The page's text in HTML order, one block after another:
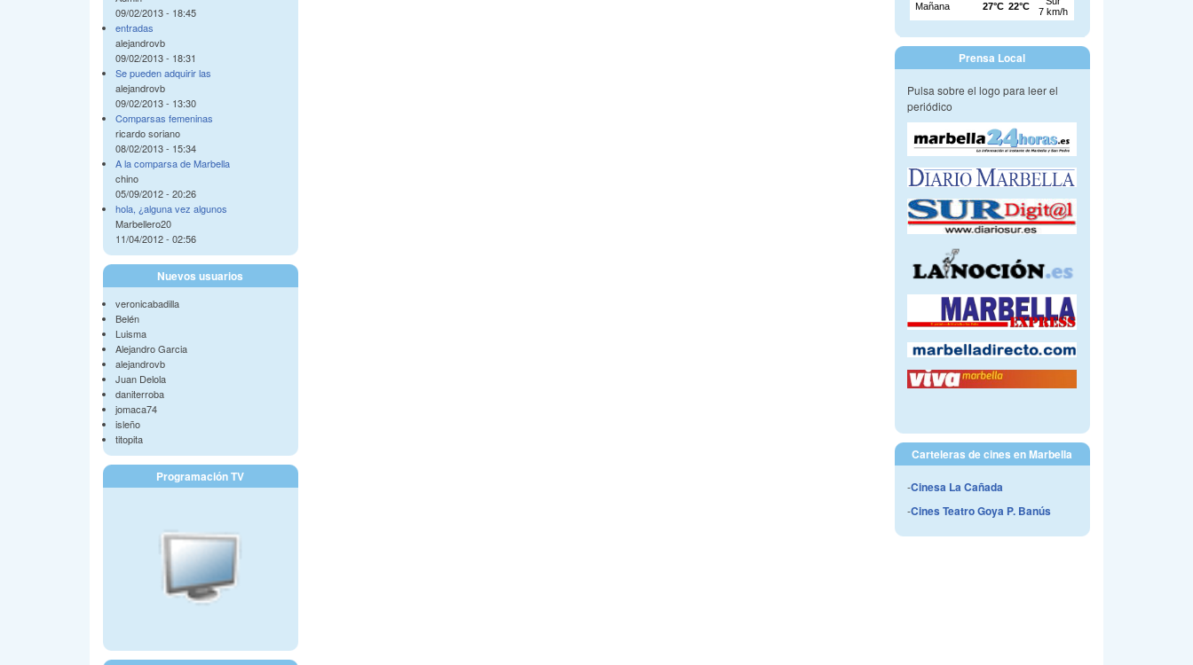
09/02/2013 - 18:45
entradas
alejandrovb
09/02/2013 - 18:31
Se pueden adquirir las
alejandrovb
09/02/2013 - 13:30
Comparsas femeninas
ricardo soriano
08/02/2013 - 15:34
A la comparsa de Marbella
chino
05/09/2012 - 20:26
hola, ¿alguna vez algunos
Marbellero20
11/04/2012 - 02:56
Nuevos usuarios
veronicabadilla
Belén
Luisma
Alejandro Garcia
alejandrovb
Juan Delola
daniterroba
jomaca74
isleño
titopita
Programación TV
Prensa Local
Pulsa sobre el logo para leer el
periódico
Carteleras de cines en Marbella
-Cinesa La Cañada
-Cines Teatro Goya P. Banús